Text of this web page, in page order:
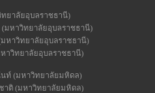
ยาลัยอุบลราชธานี)
มหาวิทยาลัยอุบลราชธานี)
หาวิทยาลัยอุบลราชธานี)
าวิทยาลัยอุบลราชธานี)
นท์ (มหาวิทยาลัยมหิดล)
าติ (มหาวิทยาลัยมหิดล)